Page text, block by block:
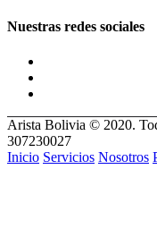
Nuestras redes sociales
Arista Bolivia © 2020.
307230027
Inicio Servicios Nosotros